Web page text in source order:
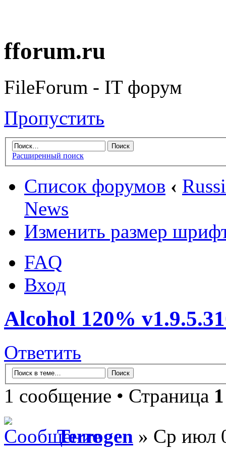
fforum.ru
FileForum - IT форум
Пропустить
Расширенный поиск
Список форумов ‹
News
Изменить размер
FAQ
Вход
Alcohol 120%
Ответить
1 сообщение • Страница 1
Terrogen » Ср июл